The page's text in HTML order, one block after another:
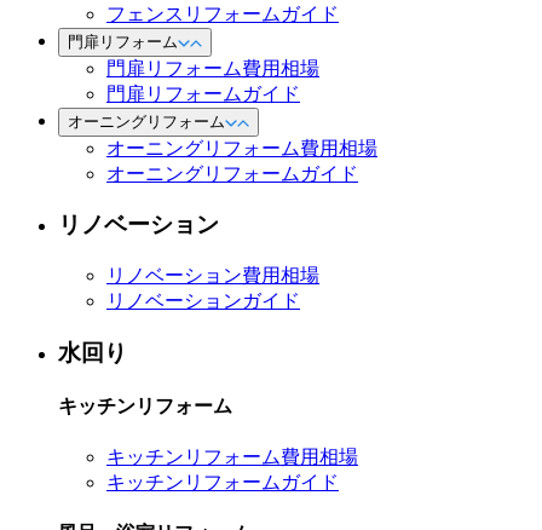
フェンスリフォームガイド
門扉リフォーム
門扉リフォーム費用相場
門扉リフォームガイド
オーニングリフォーム
オーニングリフォーム費用相場
オーニングリフォームガイド
リノベーション
リノベーション費用相場
リノベーションガイド
水回り
キッチンリフォーム
キッチンリフォーム費用相場
キッチンリフォームガイド